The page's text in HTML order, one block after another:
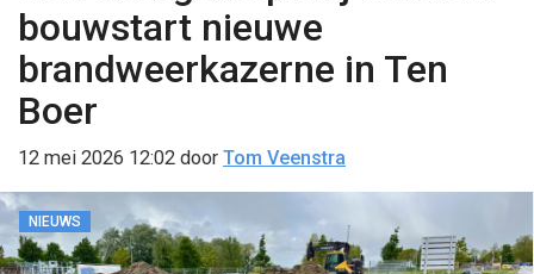
bouwstart nieuwe
brandweerkazerne in Ten
Boer
12 mei 2026 12:02 door Tom Veenstra
NIEUWS